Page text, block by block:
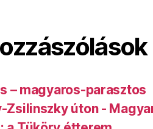
– magyaros-parasztos
Zsilinszky úton -